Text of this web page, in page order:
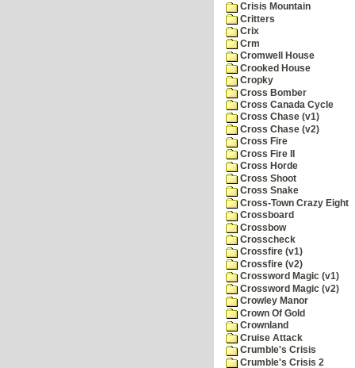
Crisis Mountain
Critters
Crix
Crm
Cromwell House
Crooked House
Cropky
Cross Bomber
Cross Canada Cycle
Cross Chase (v1)
Cross Chase (v2)
Cross Fire
Cross Fire II
Cross Horde
Cross Shoot
Cross Snake
Cross-Town Crazy Eight
Crossboard
Crossbow
Crosscheck
Crossfire (v1)
Crossfire (v2)
Crossword Magic (v1)
Crossword Magic (v2)
Crowley Manor
Crown Of Gold
Crownland
Cruise Attack
Crumble's Crisis
Crumble's Crisis 2